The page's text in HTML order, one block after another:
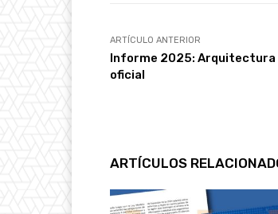
ARTÍCULO ANTERIOR
Informe 2025: Arquitectura
oficial
ARTÍCULOS